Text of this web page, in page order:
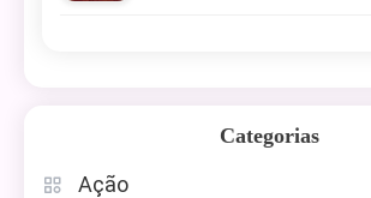
Categorias
Ação